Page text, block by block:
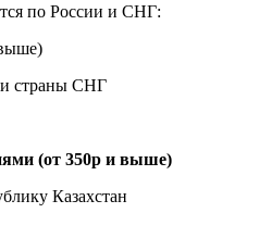
по России и СНГ:
и страны СНГ
(от 350р и выше)
Казахстан